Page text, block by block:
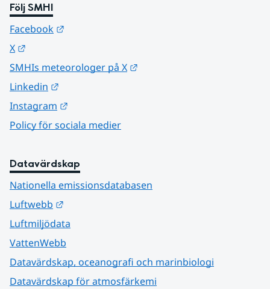
Följ SMHI
Facebook
X
SMHIs meteorologer på X
Linkedin
Instagram
Policy för sociala medier
Datavärdskap
Nationella emissionsdatabasen
Luftwebb
Luftmiljödata
VattenWebb
Datavärdskap, oceanografi och marinbiologi
Datavärdskap för atmosfärkemi